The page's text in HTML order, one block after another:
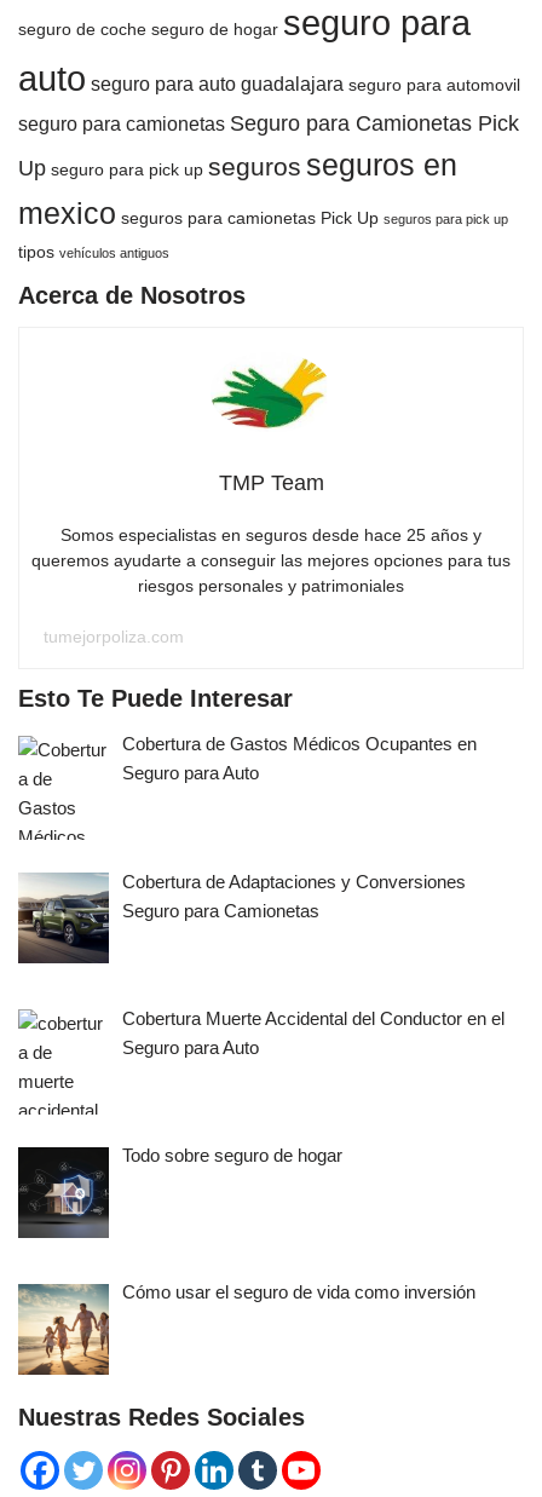
seguro de coche seguro de hogar seguro para
auto seguro para auto guadalajara seguro para automovil
seguro para camionetas Seguro para Camionetas Pick
Up seguro para pick up seguros seguros en
mexico seguros para camionetas Pick Up seguros para pick up
tipos vehículos antiguos
Acerca de Nosotros
TMP Team
Somos especialistas en seguros desde hace 25 años y
queremos ayudarte a conseguir las mejores opciones para tus
riesgos personales y patrimoniales
tumejorpoliza.com
Esto Te Puede Interesar
Cobertura de Gastos Médicos Ocupantes en
Seguro para Auto
Cobertura de Adaptaciones y Conversiones
Seguro para Camionetas
Cobertura Muerte Accidental del Conductor en el
Seguro para Auto
Todo sobre seguro de hogar
Cómo usar el seguro de vida como inversión
Nuestras Redes Sociales